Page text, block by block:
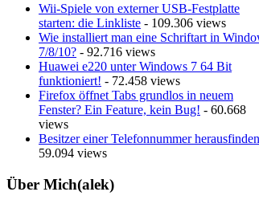
Wii-Spiele von externer USB-Festplatte
starten: die Linkliste - 109.306 views
Wie installiert man eine Schriftart in
7/8/10? - 92.716 views
Huawei e220 unter Windows 7 64 Bit
funktioniert! - 72.458 views
Firefox öffnet Tabs grundlos in neuem
Fenster? Ein Feature, kein Bug! - 60.668
views
Besitzer einer Telefonnummer herausfinden
59.094 views
Über Mich(alek)